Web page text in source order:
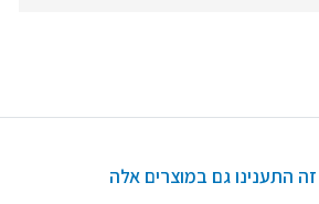
התענינו גם במוצרים אלה